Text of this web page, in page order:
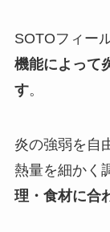
SOTOフィー
機能によって
す。
炎の強弱を自
熱量を細かく
理・食材に合